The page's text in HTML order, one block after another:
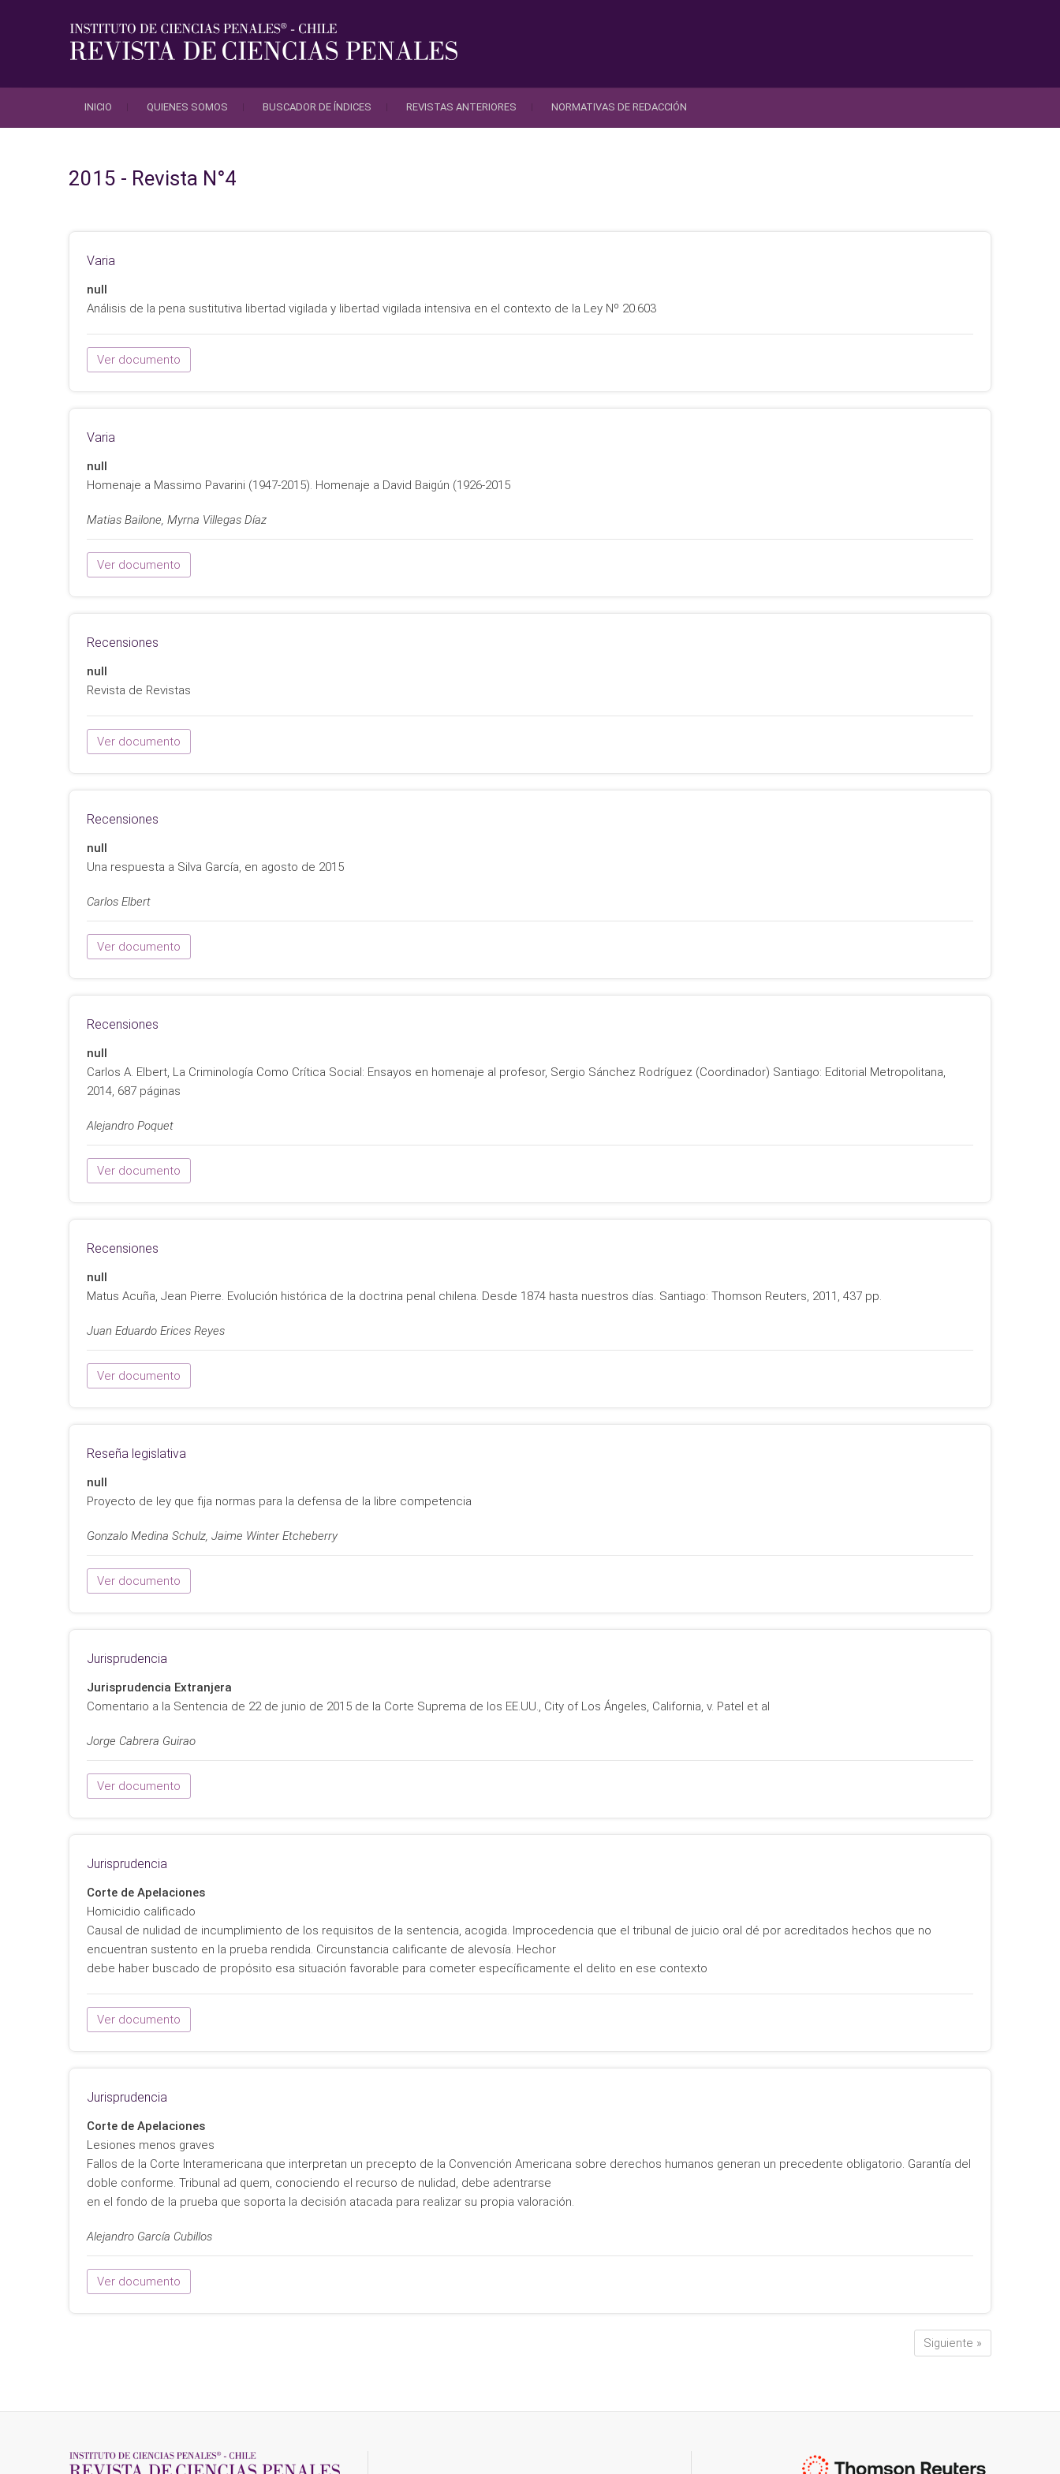
INICIO QUIENES SOMOS BUSCADOR DE ÍNDICES REVISTAS ANTERIORES NORMATIVAS DE REDACCIÓN
2015 - Revista N°4
Varia
null
Análisis de la pena sustitutiva libertad vigilada y libertad vigilada intensiva en el contexto de la Ley Nº 20.603
Ver documento
Varia
null
Homenaje a Massimo Pavarini (1947-2015). Homenaje a David Baigún (1926-2015
Matias Bailone, Myrna Villegas Díaz
Ver documento
Recensiones
null
Revista de Revistas
Ver documento
Recensiones
null
Una respuesta a Silva García, en agosto de 2015
Carlos Elbert
Ver documento
Recensiones
null
Carlos A. Elbert, La Criminología Como Crítica Social: Ensayos en homenaje al profesor, Sergio Sánchez Rodríguez (Coordinador) Santiago: Editorial Metropolitana,
2014, 687 páginas
Alejandro Poquet
Ver documento
Recensiones
null
Matus Acuña, Jean Pierre. Evolución histórica de la doctrina penal chilena. Desde 1874 hasta nuestros días. Santiago: Thomson Reuters, 2011, 437 pp.
Juan Eduardo Erices Reyes
Ver documento
Reseña legislativa
null
Proyecto de ley que fija normas para la defensa de la libre competencia
Gonzalo Medina Schulz, Jaime Winter Etcheberry
Ver documento
Jurisprudencia
Jurisprudencia Extranjera
Comentario a la Sentencia de 22 de junio de 2015 de la Corte Suprema de los EE.UU., City of Los Ángeles, California, v. Patel et al
Jorge Cabrera Guirao
Ver documento
Jurisprudencia
Corte de Apelaciones
Homicidio calificado
Causal de nulidad de incumplimiento de los requisitos de la sentencia, acogida. Improcedencia que el tribunal de juicio oral dé por acreditados hechos que no
encuentran sustento en la prueba rendida. Circunstancia calificante de alevosía. Hechor
debe haber buscado de propósito esa situación favorable para cometer específicamente el delito en ese contexto
Ver documento
Jurisprudencia
Corte de Apelaciones
Lesiones menos graves
Fallos de la Corte Interamericana que interpretan un precepto de la Convención Americana sobre derechos humanos generan un precedente obligatorio. Garantía del
doble conforme. Tribunal ad quem, conociendo el recurso de nulidad, debe adentrarse
en el fondo de la prueba que soporta la decisión atacada para realizar su propia valoración.
Alejandro García Cubillos
Ver documento
Siguiente »